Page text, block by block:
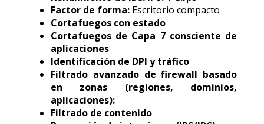
Factor de forma: Escritorio compacto
Cortafuegos con estado
Cortafuegos de Capa 7 consciente de
aplicaciones
Identificación de DPI y tráfico
Filtrado avanzado de firewall basado
en zonas (regiones, dominios,
aplicaciones):
Filtrado de contenido